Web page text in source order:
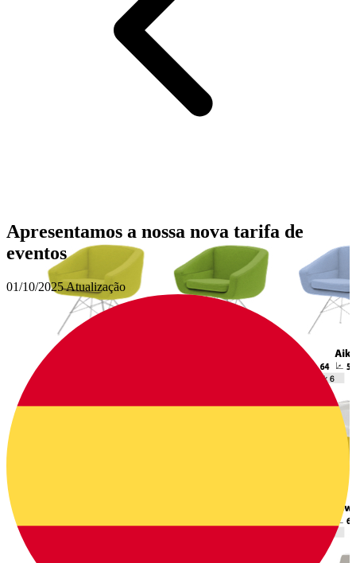
Apresentamos a nossa nova tarifa de
eventos
01/10/2025Atualização